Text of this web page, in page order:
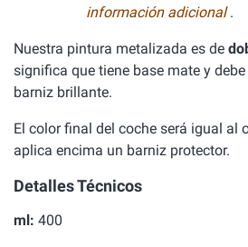
información adicional.
Nuestra pintura metalizada es de
significa que tiene base mate y
barniz brillante.
El color final del coche será igual al
aplica encima un barniz protector.
Detalles Técnicos
ml: 400